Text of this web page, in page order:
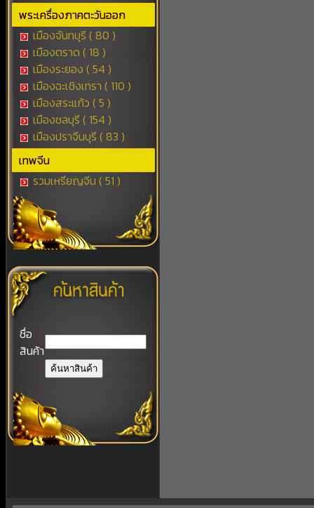
พระเครื่องภาคตะวันออก
เมืองจันทบุรี ( 80 )
เมืองตราด ( 18 )
เมืองระยอง ( 54 )
เมืองฉะเชิงเทรา ( 110 )
เมืองสระแก้ว ( 5 )
เมืองชลบุรี ( 154 )
เมืองปราจีนบุรี ( 83 )
เทพจีน
รวมเหรียญจีน ( 51 )
ชื่อ
สินค้า